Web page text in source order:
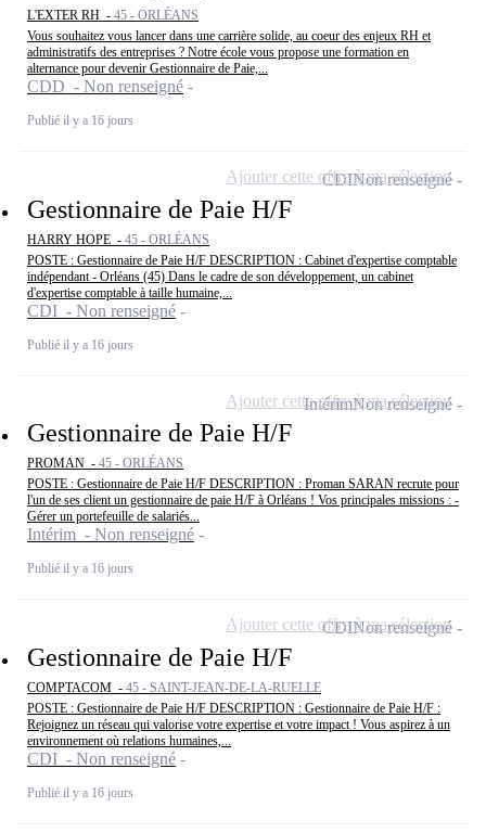
L'EXTER RH - 45 - ORLÉANS
Vous souhaitez vous lancer dans une carrière solide, au coeur des enjeux RH et
administratifs des entreprises ? Notre école vous propose une formation en
alternance pour devenir Gestionnaire de Paie,...
CDD - Non renseigné
Publié il y a 16 jours
Gestionnaire de Paie H/F
HARRY HOPE - 45 - ORLÉANS
POSTE : Gestionnaire de Paie H/F DESCRIPTION : Cabinet d'expertise comptable
indépendant - Orléans (45) Dans le cadre de son développement, un cabinet
d'expertise comptable à taille humaine,...
CDI - Non renseigné
Publié il y a 16 jours
CDINon renseigné
Ajouter cette offre à ma sélection
Gestionnaire de Paie H/F
PROMAN - 45 - ORLÉANS
POSTE : Gestionnaire de Paie H/F DESCRIPTION : Proman SARAN recrute pour
l'un de ses client un gestionnaire de paie H/F à Orléans ! Vos principales missions : -
Gérer un portefeuille de salariés...
Intérim - Non renseigné
Publié il y a 16 jours
IntérimNon renseigné
Ajouter cette offre à ma sélection
Gestionnaire de Paie H/F
COMPTACOM - 45 - SAINT-JEAN-DE-LA-RUELLE
POSTE : Gestionnaire de Paie H/F DESCRIPTION : Gestionnaire de Paie H/F :
Rejoignez un réseau qui valorise votre expertise et votre impact ! Vous aspirez à un
environnement où relations humaines,...
CDI - Non renseigné
Publié il y a 16 jours
CDINon renseigné
Ajouter cette offre à ma sélection